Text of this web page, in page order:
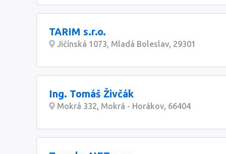
TARIM s.r.o.
Jičínská 1073, Mladá Boleslav, 29301
Ing. Tomáš Živčák
Mokrá 332, Mokrá - Horákov, 66404